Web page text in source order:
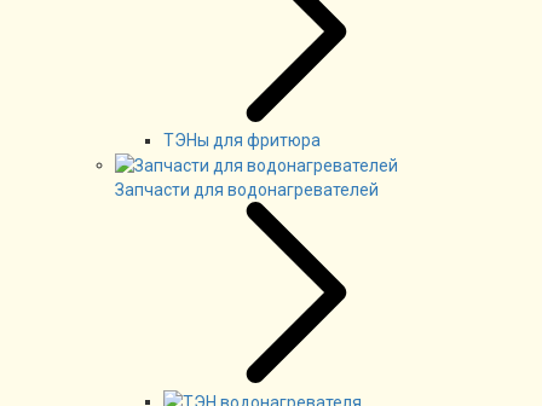
ТЭНы для фритюра
Запчасти для водонагревателей